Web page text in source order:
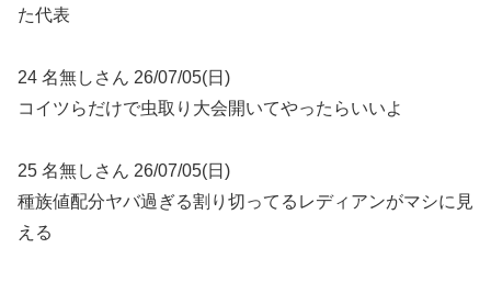
た代表
24 名無しさん 26/07/05(日)
コイツらだけで虫取り大会開いてやったらいいよ
25 名無しさん 26/07/05(日)
種族値配分ヤバ過ぎる割り切ってるレディアンがマシに見
える